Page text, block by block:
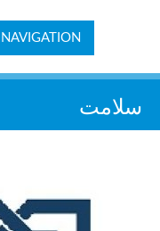
NAVIGATION
سلامت